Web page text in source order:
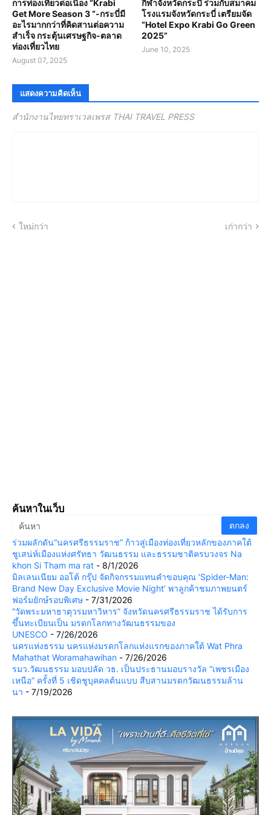
การท่องเที่ยวต่อเนื่อง “Krabi
Get More Season 3 “-กระบี่มี
อะไรมากกว่าที่คิดสานต่อความ
สำเร็จ กระตุ้นเศรษฐกิจ-ตลาด
ท่องเที่ยวไทย
August 07, 2025
กีฬาจังหวัดกระบี่ ร่วมกับสมาคม
โรงแรมจังหวัดกระบี่ เตรียมจัด
“Hotel Expo Krabi Go Green
2025”
June 10, 2025
แสดงความคิดเห็น
สำนักงานไทยทราเวลเพรส THAI TRAVEL PRESS
ใหม่กว่า เก่ากว่า
ค้นหาในเว็บ
ร่วมผลักดัน“นครศรีธรรมราช” ก้าวสู่เมืองท่องเที่ยวหลักของภาคใต้
ชูเสน่ห์เมืองแห่งศรัทธา วัฒนธรรม และธรรมชาติครบวงจร Na
khon Si Tham ma rat - 8/1/2026
มิลเลนเนียม ออโต้ กรุ๊ป จัดกิจกรรมแทนคำขอบคุณ ‘Spider-Man:
Brand New Day Exclusive Movie Night’ พาลูกค้าชมภาพยนตร์
ฟอร์มยักษ์รอบพิเศษ - 7/31/2026
“วัดพระมหาธาตุวรมหาวิหาร” จังหวัดนครศรีธรรมราช ได้รับการ
ขึ้นทะเบียนเป็น มรดกโลกทางวัฒนธรรมของ
UNESCO - 7/26/2026
นครแห่งธรรม นครแห่งมรดกโลกแห่งแรกของภาคใต้ Wat Phra
Mahathat Woramahawihan - 7/26/2026
รมว.วัฒนธรรม มอบปลัด วธ. เป็นประธานมอบรางวัล “เพชรเมือง
เหนือ” ครั้งที่ 5 เชิดชูบุคคลต้นแบบ สืบสานมรดกวัฒนธรรมล้าน
นา - 7/19/2026